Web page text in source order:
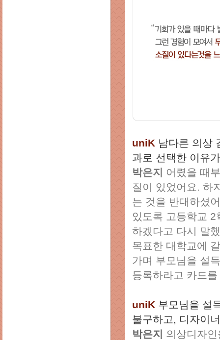
uniK 남다른 의상
과로 선택한 이유
박은지 어렸을 때
질이 있었어요. 하
는 것을 반대하셨
있도록 고등학교
하겠다고 다시 말
목표한 대학교에
가며 부모님을 설
등록하라고 카드
uniK 부모님을 설
불구하고, 디자이
박은지 의상디자